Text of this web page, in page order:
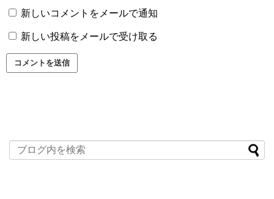
新しいコメントをメールで通知
新しい投稿をメールで受け取る